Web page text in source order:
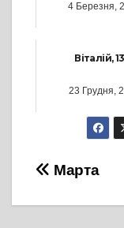
4 Березня,
Віталій,
23 Грудня,
Марта